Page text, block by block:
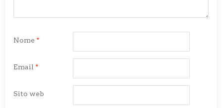
Nome *
Email *
Sito web